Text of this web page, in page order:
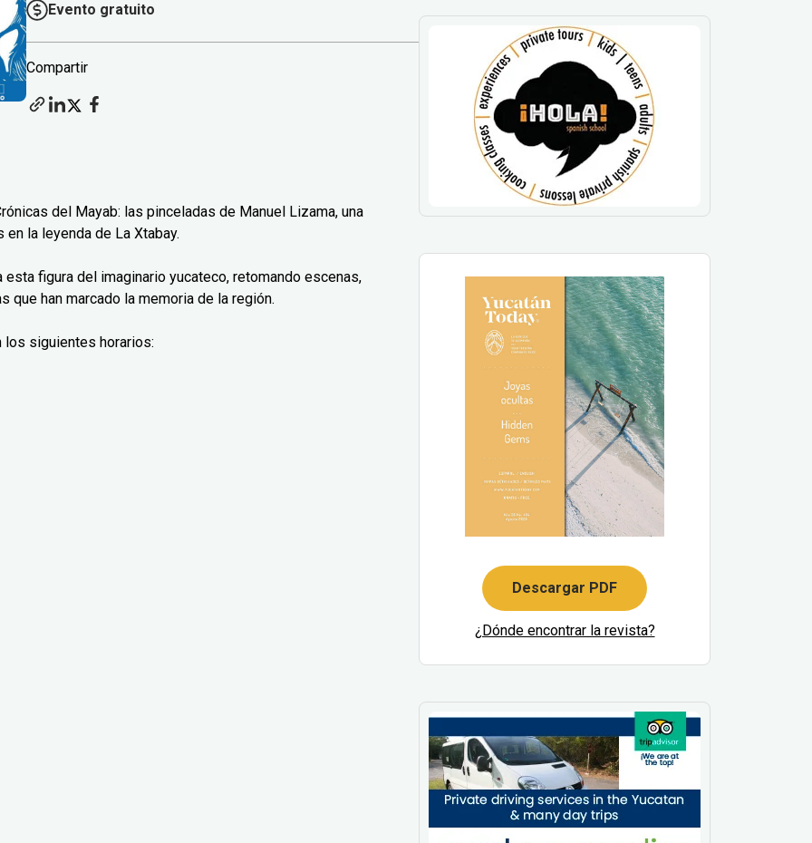
Evento gratuito
Compartir
del Mayab: las pinceladas de Manuel Lizama, una
la leyenda de La Xtabay.
figura del imaginario yucateco, retomando escenas,
han marcado la memoria de la región.
siguientes horarios:
Descargar PDF
¿Dónde encontrar la revista?